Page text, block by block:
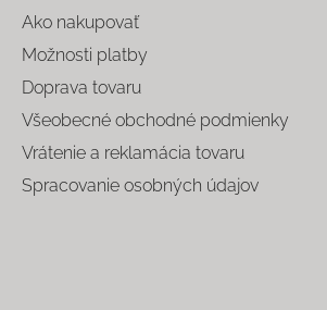
Ako nakupovať
Možnosti platby
Doprava tovaru
Všeobecné obchodné podmienky
Vrátenie a reklamácia tovaru
Spracovanie osobných údajov